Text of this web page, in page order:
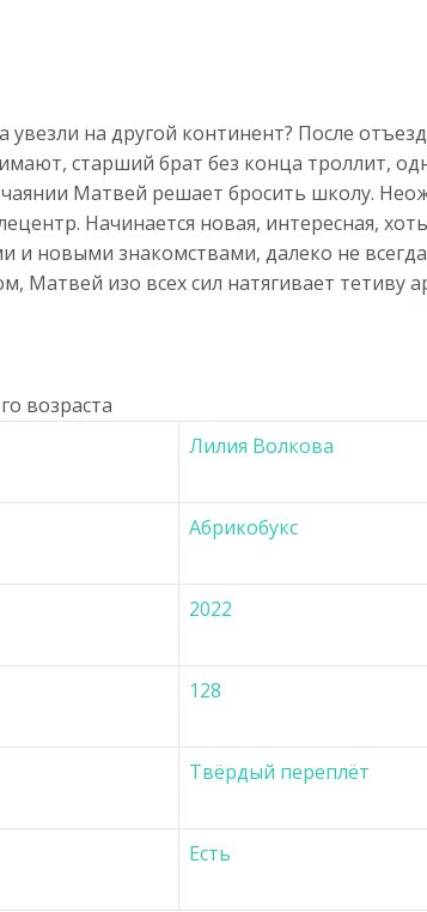
увезли на другой континент? После
старший брат без конца троллит,
Матвей решает бросить школу.
Начинается новая, интересная,
и новыми знакомствами, далеко не
Матвей изо всех сил натягивает тетиву
возраста
Лилия Волкова
Абрикобукс
2022
128
Твёрдый переплёт
Есть